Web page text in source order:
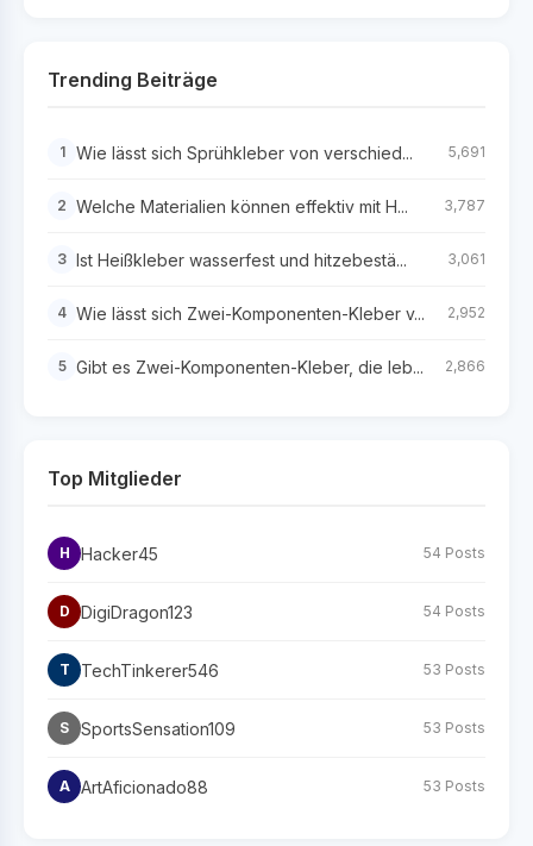
Trending Beiträge
1 Wie lässt sich Sprühkleber von verschied... 5,691
2 Welche Materialien können effektiv mit H... 3,787
3 Ist Heißkleber wasserfest und hitzebestä... 3,061
4 Wie lässt sich Zwei-Komponenten-Kleber v... 2,952
5 Gibt es Zwei-Komponenten-Kleber, die leb... 2,866
Top Mitglieder
H Hacker45 54 Posts
D DigiDragon123 54 Posts
T TechTinkerer546 53 Posts
S SportsSensation109 53 Posts
A ArtAficionado88 53 Posts